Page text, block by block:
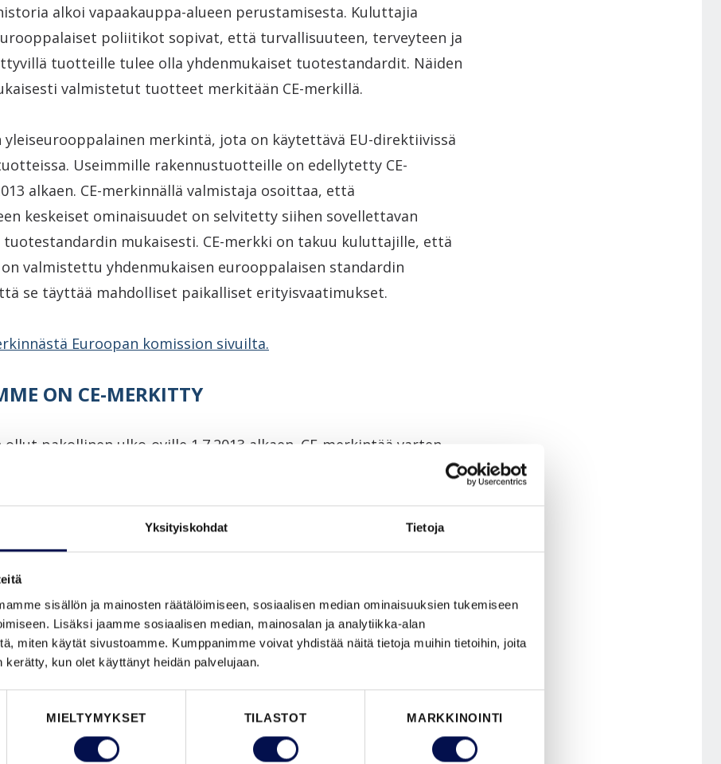
Yksityiskohdat Tietoja
sisällön ja mainosten räätälöimiseen, sosiaalisen median ominaisuuksien tukemiseen
Lisäksi jaamme sosiaalisen median, mainosalan ja analytiikka-alan
miten käytät sivustoamme. Kumppanimme voivat yhdistää näitä tietoja muihin tietoihin, joita
kerätty, kun olet käyttänyt heidän palvelujaan.
MIELTYMYKSET TILASTOT MARKKINOINTI
alkoi vapaakauppa-alueen perustamisesta. Kuluttajia
poliitikot sopivat, että turvallisuuteen, terveyteen ja
tuotteille tulee olla yhdenmukaiset tuotestandardit. Näiden
valmistetut tuotteet merkitään CE-merkillä.
yleiseurooppalainen merkintä, jota on käytettävä EU-direktiivissä
Useimmille rakennustuotteille on edellytetty CE-
alkaen. CE-merkinnällä valmistaja osoittaa, että
keskeiset ominaisuudet on selvitetty siihen sovellettavan
mukaisesti. CE-merkki on takuu kuluttajille, että
valmistettu yhdenmukaisen eurooppalaisen standardin
se täyttää mahdolliset paikalliset erityisvaatimukset.
Euroopan komission sivuilta.
ON CE-MERKITTY
ollut pakollinen ulko-oville 1.7.2013 alkaen. CE-merkintää varten
tulokset ovat hyödyllisiä kuluttajalle ja ammattiasiakkaalle
on CE-tarra takuuna vaatimuksenmukaisista suoritustasoista.
CE-tarran oveen kiinni, mutta jos poistat sen, lataa ja
CE-merkissä oleva DoP-numero viittaa
eli Declaration of Performance -asiakirjaan, jossa on oven
sekä vaatimustenmukaisuustodistus.
alkaen. Siirrymme näiden osalta CE-merkintään, kun
voimassaolo päättyy.